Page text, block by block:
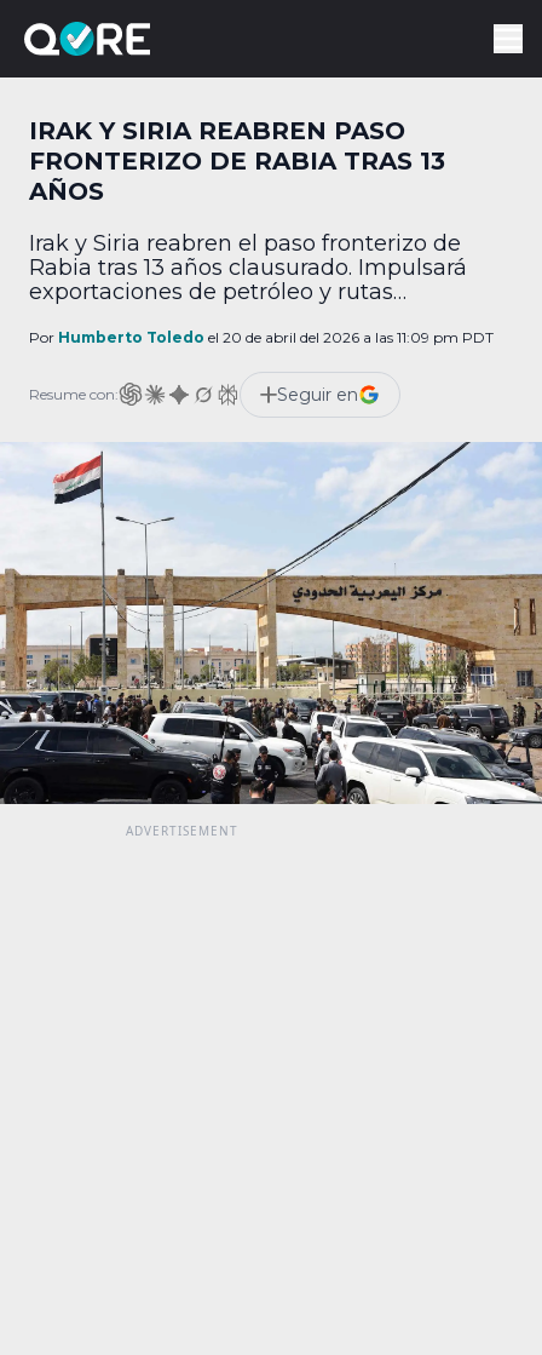
IRAK Y SIRIA REABREN PASO
FRONTERIZO DE RABIA TRAS 13
AÑOS
Irak y Siria reabren el paso fronterizo de
Rabia tras 13 años clausurado. Impulsará
exportaciones de petróleo y rutas
Por Humberto Toledo el 20 de abril del 2026 a las 11:09 pm PDT
Resume con: Seguir en